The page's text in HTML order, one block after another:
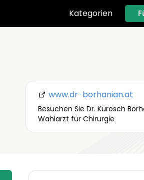
Kategorien
www.dr-borhanian.at
Besuchen Sie Dr. Kurosch
Wahlarzt für Chirurgie